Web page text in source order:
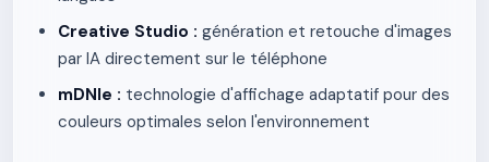
Creative Studio : génération et retouche d'images
par IA directement sur le téléphone
mDNIe : technologie d'affichage adaptatif pour des
couleurs optimales selon l'environnement